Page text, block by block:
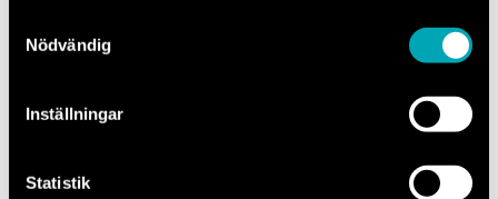
Nödvändig
Inställningar
Statistik
Så går en skadebesiktning till
hos Skadeverkstad Malmö
skadetekniker som tillsammans med dig går igenom skadorna på bilen.
Även små skador överstiger i de flesta fall självrisken, det är därför